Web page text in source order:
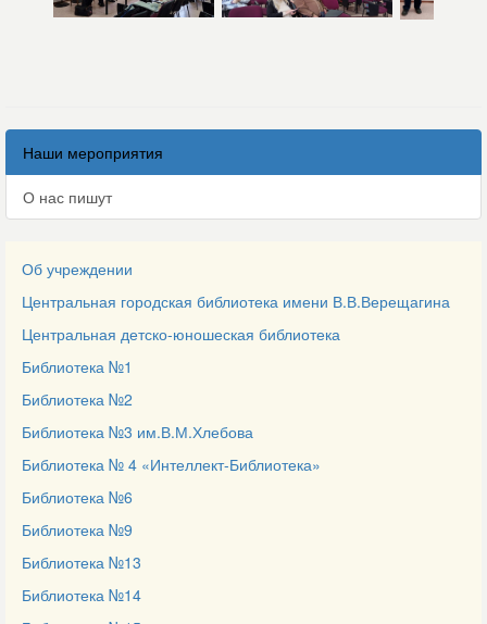
Наши мероприятия
О нас пишут
Об учреждении
Центральная городская библиотека имени В.В.Верещагина
Центральная детско-юношеская библиотека
Библиотека №1
Библиотека №2
Библиотека №3 им.В.М.Хлебова
Библиотека № 4 «Интеллект-Библиотека»
Библиотека №6
Библиотека №9
Библиотека №13
Библиотека №14